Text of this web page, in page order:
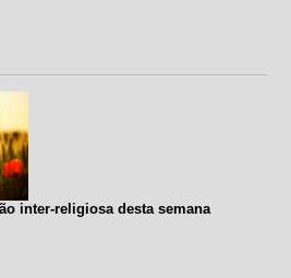
inter-religiosa desta semana